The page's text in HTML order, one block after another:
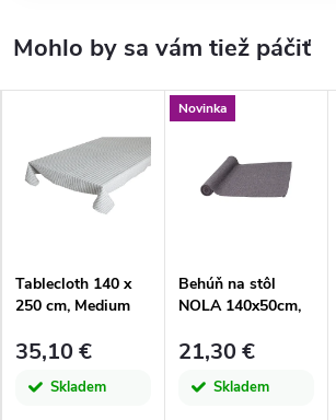
Tablecloth 140 x
250 cm, Medium
grey l|Ego dekor
35,10 €
Skladem
Novinka
Behúň na stôl
NOLA 140x50cm,
Lila|Madison
21,30 €
Skladem